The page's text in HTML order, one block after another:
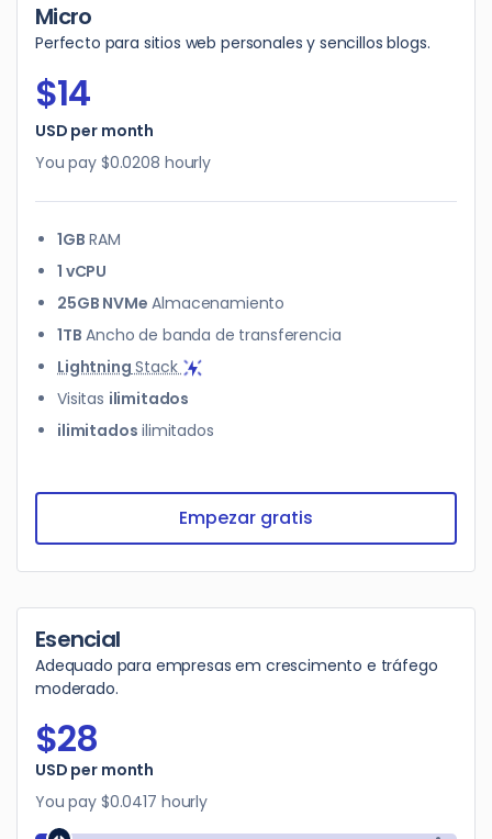
Micro
Perfecto para sitios web personales y sencillos blogs.
$14
USD per month
You pay $0.0208 hourly
1GB RAM
1 vCPU
25GB NVMe Almacenamiento
1TB Ancho de banda de transferencia
LightningStack
Visitas ilimitados
ilimitados ilimitados
Empezar gratis
Esencial
Adequado para empresas em crescimento e tráfego
moderado.
$28
$28
USD per month
You pay $0.0417 hourly